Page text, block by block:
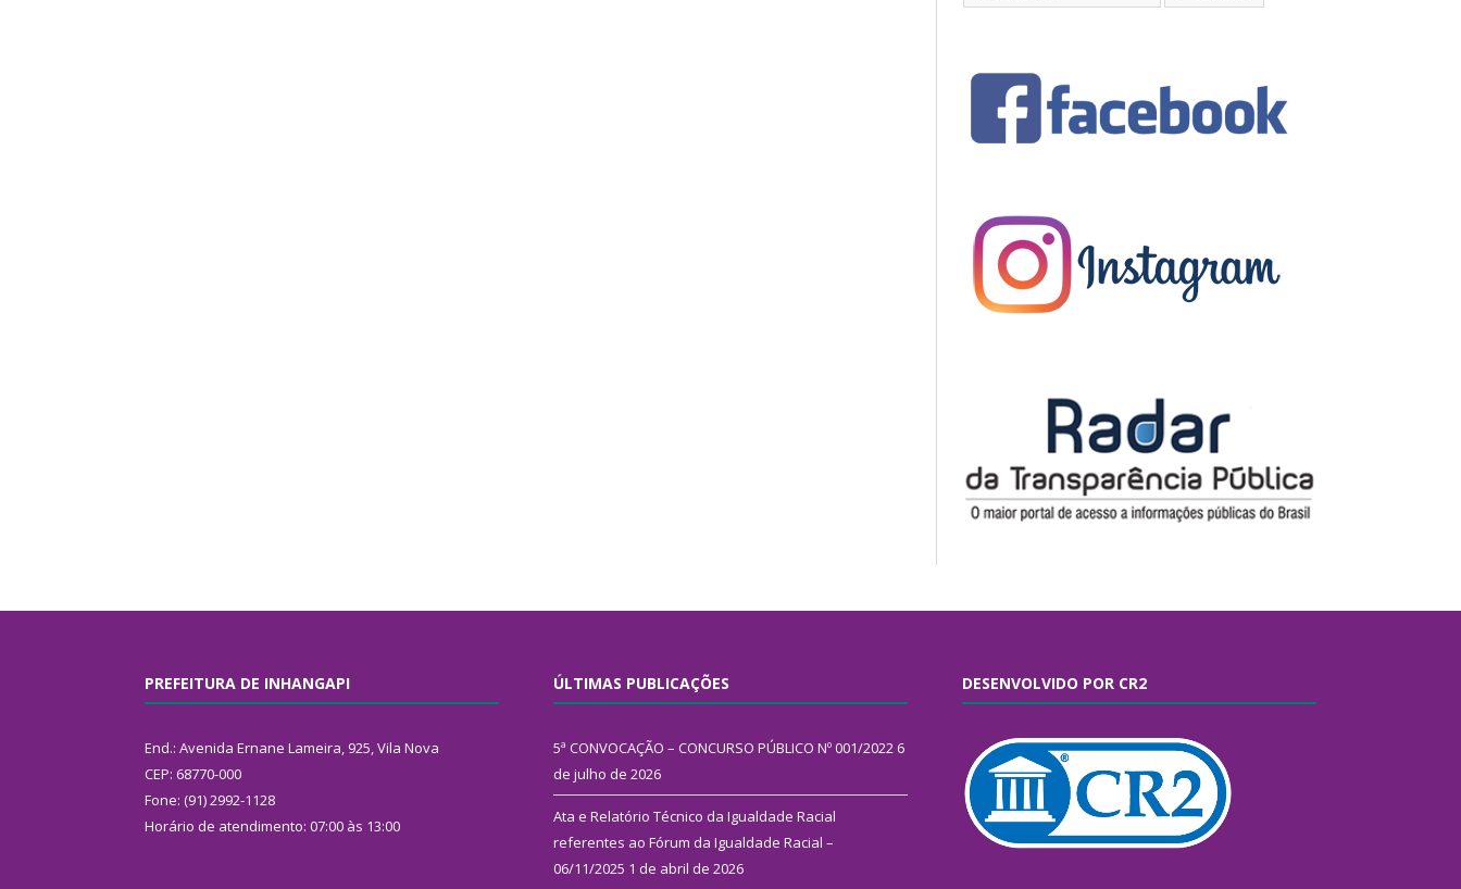
PREFEITURA DE INHANGAPI
End.: Avenida Ernane Lameira, 925, Vila Nova
CEP: 68770-000
Fone: (91) 2992-1128
Horário de atendimento: 07:00 às 13:00
ÚLTIMAS PUBLICAÇÕES
5ª CONVOCAÇÃO – CONCURSO PÚBLICO Nº 001/2022 6
de julho de 2026
Ata e Relatório Técnico da Igualdade Racial
referentes ao Fórum da Igualdade Racial –
06/11/2025 1 de abril de 2026
DESENVOLVIDO POR CR2